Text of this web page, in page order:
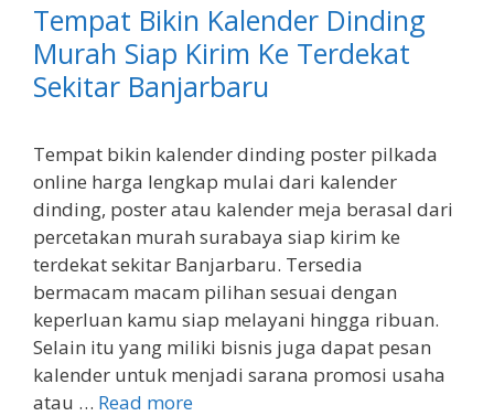
Tempat Bikin Kalender Dinding
Murah Siap Kirim Ke Terdekat
Sekitar Banjarbaru
Tempat bikin kalender dinding poster pilkada
online harga lengkap mulai dari kalender
dinding, poster atau kalender meja berasal dari
percetakan murah surabaya siap kirim ke
terdekat sekitar Banjarbaru. Tersedia
bermacam macam pilihan sesuai dengan
keperluan kamu siap melayani hingga ribuan.
Selain itu yang miliki bisnis juga dapat pesan
kalender untuk menjadi sarana promosi usaha
atau … Read more